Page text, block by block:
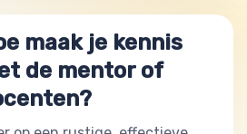
maak je kennis
de mentor of